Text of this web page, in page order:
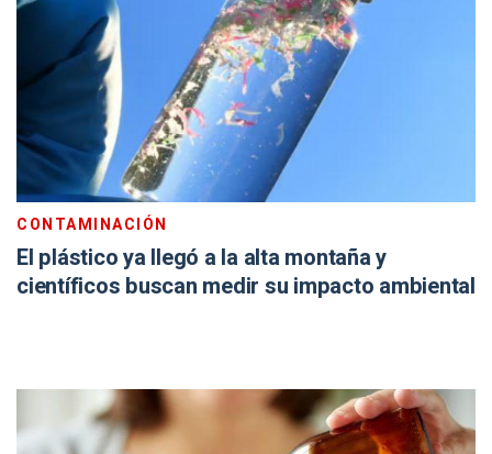
CONTAMINACIÓN
El plástico ya llegó a la alta montaña y
científicos buscan medir su impacto ambiental